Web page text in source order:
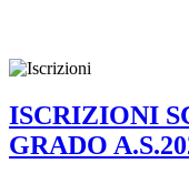
ISCRIZIONI
GRADO